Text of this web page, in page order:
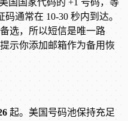
通常在 10-30 秒内到达。
选，所以短信是唯一路
示你添加邮箱作为备用恢
起。美国号码池保持充足